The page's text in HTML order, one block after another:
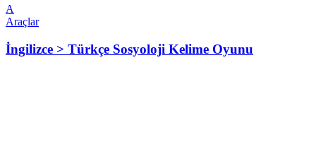
A
Araçlar
İngilizce > Türkçe Sosyoloji Kelime Oyunu